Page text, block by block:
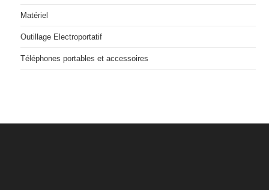
Matériel
Outillage Electroportatif
Téléphones portables et accessoires